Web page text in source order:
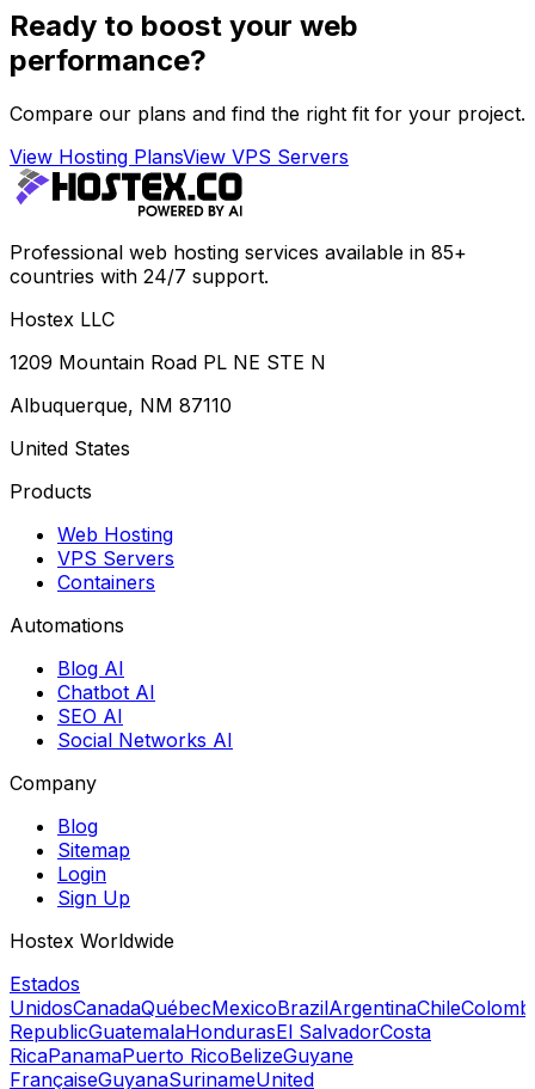
Ready to boost your web
performance?
Compare our plans and find the right fit for your project.
View Hosting PlansView VPS Servers
Professional web hosting services available in 85+
countries with 24/7 support.
Hostex LLC
1209 Mountain Road PL NE STE N
Albuquerque, NM 87110
United States
Products
Web Hosting
VPS Servers
Containers
Automations
Blog AI
Chatbot AI
SEO AI
Social Networks AI
Company
Blog
Sitemap
Login
Sign Up
Hostex Worldwide
Estados
UnidosCanadaQuébecMexicoBrazilArgentinaChile
RepublicGuatemalaHondurasEl SalvadorCosta
RicaPanamaPuerto RicoBelizeGuyane
FrançaiseGuyanaSurinameUnited